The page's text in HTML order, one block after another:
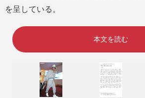
を呈している。
本文を読む